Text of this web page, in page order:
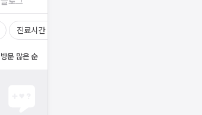
진료시간
방문 많은 순